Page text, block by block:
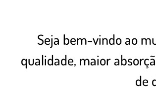
Seja bem-vindo ao
qualidade, maior
de